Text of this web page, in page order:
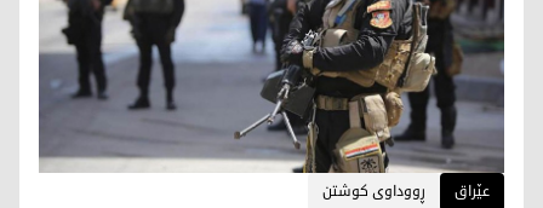
عێراق ڕووداوی کوشتن